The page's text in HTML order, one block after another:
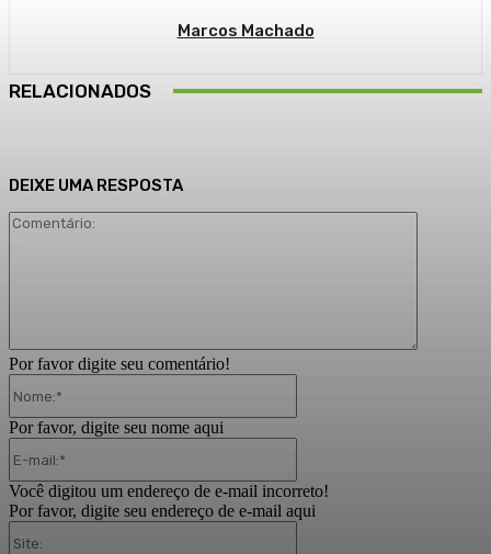
Marcos Machado
RELACIONADOS
DEIXE UMA RESPOSTA
Por favor digite seu comentário!
Por favor, digite seu nome aqui
Você digitou um endereço de e-mail incorreto!
Por favor, digite seu endereço de e-mail aqui